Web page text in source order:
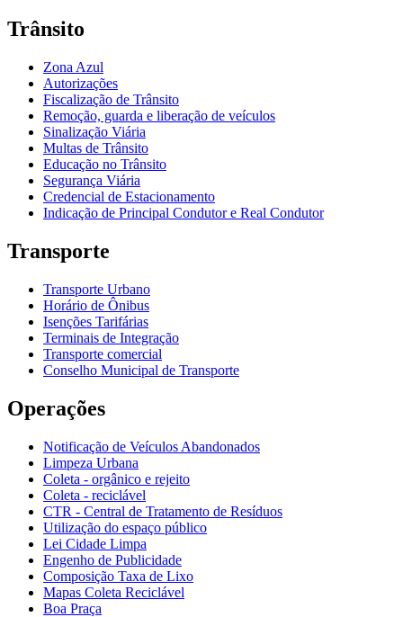
Trânsito
Zona Azul
Autorizações
Fiscalização de Trânsito
Remoção, guarda e liberação de veículos
Sinalização Viária
Multas de Trânsito
Educação no Trânsito
Segurança Viária
Credencial de Estacionamento
Indicação de Principal Condutor e Real Condutor
Transporte
Transporte Urbano
Horário de Ônibus
Isenções Tarifárias
Terminais de Integração
Transporte comercial
Conselho Municipal de Transporte
Operações
Notificação de Veículos Abandonados
Limpeza Urbana
Coleta - orgânico e rejeito
Coleta - reciclável
CTR - Central de Tratamento de Resíduos
Utilização do espaço público
Lei Cidade Limpa
Engenho de Publicidade
Composição Taxa de Lixo
Mapas Coleta Reciclável
Boa Praça